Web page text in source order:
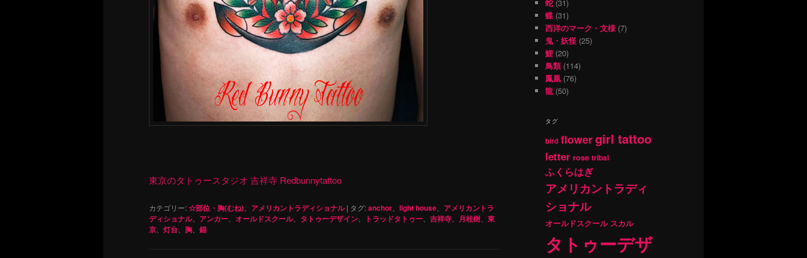
東京のタトゥースタジオ 吉祥寺 Redbunnytattoo
カテゴリー:☆部位・胸(むね) アメリカントラディショナル | タグ:anchor light house
アメリカントラ
ディショナル、 アンカー オールドスクール、 タトゥーデザイン トラッドタトゥー 吉祥寺 月桂樹
東
京
灯台 胸 錨
蛇 (31)
蝶 (31)
西洋のマーク・文様 (7)
鬼・妖怪 (25)
鯉 (20)
鳥類(114)
鳳凰 (76)
龍 (50)
タグ
bird flowergirl tattoo
letter rose tribal
ふくらはぎ
アメリカントラディ
ショナル
オールドスクール スカル
タトゥーデザ